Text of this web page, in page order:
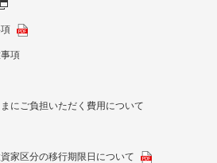
項
にご負担いただく費用について
家区分の移行期限日について